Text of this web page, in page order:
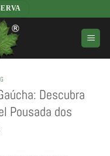
Descubra
Pousada dos